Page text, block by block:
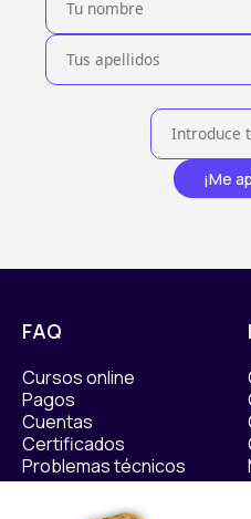
¡Me
FAQ
Cursos online
Pagos
Cuentas
Certificados
Problemas técnicos